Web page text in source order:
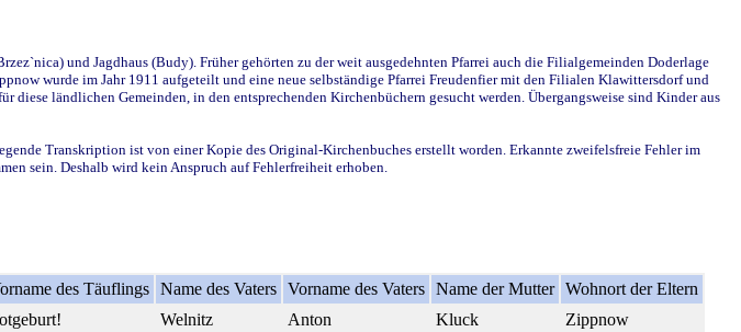
und Jagdhaus (Budy). Früher gehörten zu der weit ausgedehnten Pfarrei auch die Filialgemeinden Doderlage
wurde im Jahr 1911 aufgeteilt und eine neue selbständige Pfarrei Freudenfier mit den Filialen Klawittersdorf und
ländlichen Gemeinden, in den entsprechenden Kirchenbüchern gesucht werden. Übergangsweise sind Kinder aus
Transkription ist von einer Kopie des Original-Kirchenbuches erstellt worden. Erkannte zweifelsfreie Fehler im
sein. Deshalb wird kein Anspruch auf Fehlerfreiheit erhoben.
des Täuflings Name des Vaters Vorname des Vaters Name der Mutter Wohnort der Eltern
Welnitz Anton Kluck
Zippnow